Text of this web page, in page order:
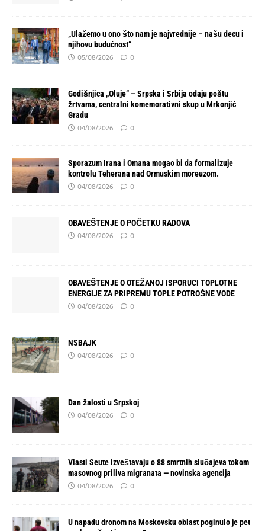
„Ulažemo u ono što nam je najvrednije – našu decu i
njihovu budućnost“
05/08/2026 0
Godišnjica „Oluje“ – Srpska i Srbija odaju poštu
žrtvama, centralni komemorativni skup u Mrkonjić
Gradu
04/08/2026 0
Sporazum Irana i Omana mogao bi da formalizuje
kontrolu Teherana nad Ormuskim moreuzom.
04/08/2026 0
OBAVEŠTENJE O POČETKU RADOVA
04/08/2026 0
OBAVEŠTENJE O OTEŽANOJ ISPORUCI TOPLOTNE
ENERGIJE ZA PRIPREMU TOPLE POTROŠNE VODE
04/08/2026 0
NSBAJK
04/08/2026 0
Dan žalosti u Srpskoj
04/08/2026 0
Vlasti Seute izveštavaju o 88 smrtnih slučajeva tokom
masovnog priliva migranata — novinska agencija
04/08/2026 0
U napadu dronom na Moskovsku oblast poginulo je pet